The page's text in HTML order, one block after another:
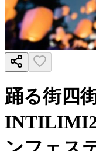
踊る街